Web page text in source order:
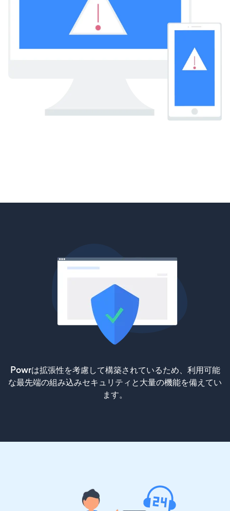
Powrは拡張性を考慮して構築されているため、利用可能
な最先端の組み込みセキュリティと大量の機能を備えてい
ます。